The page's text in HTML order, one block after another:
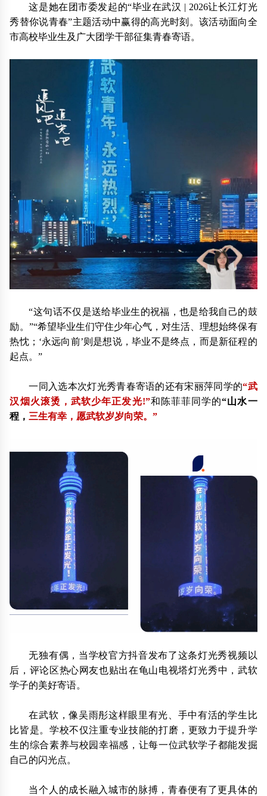
这是她在团市委发起的“毕业在武汉 | 2026让长江灯光
秀替你说青春”主题活动中赢得的高光时刻。该活动面向全
市高校毕业生及广大团学干部征集青春寄语。
“这句话不仅是送给毕业生的祝福，也是给我自己的鼓
励。”“希望毕业生们守住少年心气，对生活、理想始终保有
热忱；‘永远向前’则是想说，毕业不是终点，而是新征程的
起点。”
一同入选本次灯光秀青春寄语的还有宋丽萍同学的“武
汉烟火滚烫，武软少年正发光!”和陈菲菲同学的“山水一
程， 三生有幸，愿武软岁岁向荣。”
无独有偶，当学校官方抖音发布了这条灯光秀视频以
后，评论区热心网友也贴出在龟山电视塔灯光秀中，武软
学子的美好寄语。
在武软，像吴雨彤这样眼里有光、手中有活的学生比
比皆是。学校不仅注重专业技能的打磨，更致力于提升学
生的综合素养与校园幸福感，让每一位武软学子都能发掘
自己的闪光点。
当个人的成长融入城市的脉搏，青春便有了更具体的